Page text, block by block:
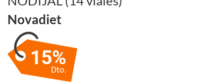
Novadiet
15%
Dto.